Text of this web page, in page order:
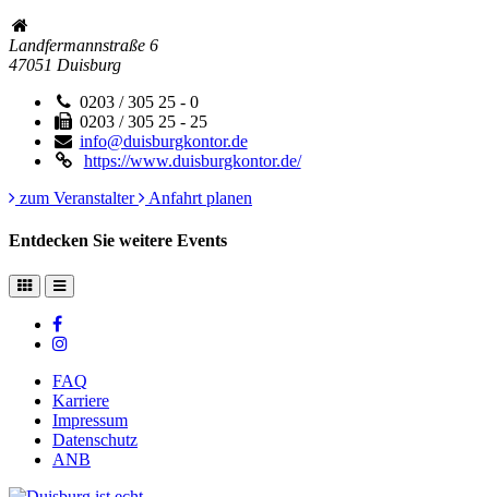
Landfermannstraße 6
47051 Duisburg
0203 / 305 25 - 0
0203 / 305 25 - 25
info@duisburgkontor.de
https://www.duisburgkontor.de/
zum Veranstalter
Anfahrt planen
Entdecken Sie weitere Events
FAQ
Karriere
Impressum
Datenschutz
ANB